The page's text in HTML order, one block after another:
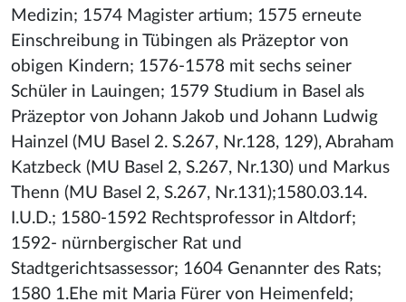
Medizin; 1574 Magister artium; 1575 erneute
Einschreibung in Tübingen als Präzeptor von
obigen Kindern; 1576-1578 mit sechs seiner
Schüler in Lauingen; 1579 Studium in Basel als
Präzeptor von Johann Jakob und Johann Ludwig
Hainzel (MU Basel 2. S.267, Nr.128, 129), Abraham
Katzbeck (MU Basel 2, S.267, Nr.130) und Markus
Thenn (MU Basel 2, S.267, Nr.131);1580.03.14.
I.U.D.; 1580-1592 Rechtsprofessor in Altdorf;
1592- nürnbergischer Rat und
Stadtgerichtsassessor; 1604 Genannter des Rats;
1580 1.Ehe mit Maria Fürer von Heimenfeld;